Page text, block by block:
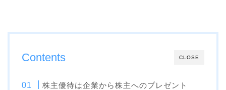
CLOSE
Contents
株主優待は企業から株主へのプレゼント